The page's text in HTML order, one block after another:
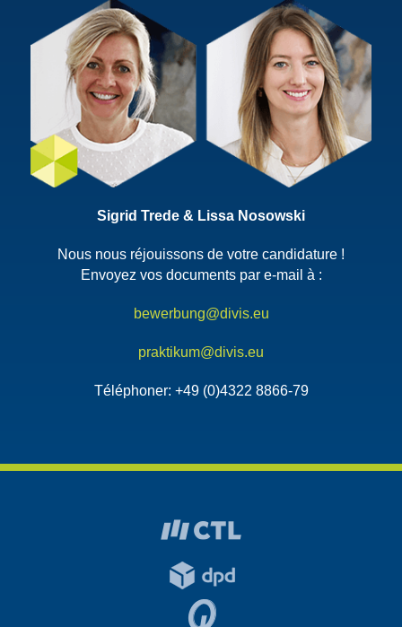
Sigrid Trede & Lissa Nosowski
Nous nous réjouissons de votre candidature !
Envoyez vos documents par e-mail à :
bewerbung@divis.eu
praktikum@divis.eu
Téléphoner: +49 (0)4322 8866-79